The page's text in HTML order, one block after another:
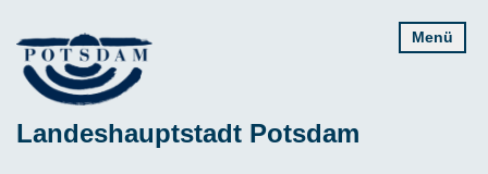
zum
Inhalt
Landeshauptstadt Potsdam
Menü